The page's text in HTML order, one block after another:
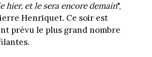
hier, et le sera encore demain",
Henriquet. Ce soir est
prévu le plus grand nombre